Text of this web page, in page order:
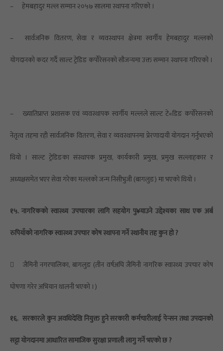
– हेमबहादुर मल्ल सम्मान २०५७ सालमा स्थापना गरिएको ।
–
सार्वजनिक वितरण, सेवा र व्यवस्थापन क्षेत्रमा स्वर्गीय हेमबहादुर मल्लको
योगदानको कदर गर्दै साल्ट ट्रेडिङ कर्पोरेसनको सौजन्यमा उक्त सम्मान स्थापना गरिएको ।
–
ख्यातिप्राप्त प्रशासक एवं व्यवस्थापक स्वर्गीय मल्लले साल्ट टे«डिङ कर्पोरेसनको
नेतृत्व तहमा रही सार्वजनिक वितरण, सेवा र व्यवस्थापनमा प्रेरणादायी योगदान गर्नुभएको
थियो । साल्ट ट्रेडिङका संस्थापक प्रमुख, कार्यकारी प्रमुख, प्रमुख सल्लाहकार र
अध्यक्षसमेत भएर सेवा गरेका मल्लको जन्म निसीभुजी (बागलुङ) मा भएको थियो ।
१५. नागरिकको स्वास्थ्य उपचारका लागि सहयोग पु¥याउने उद्देश्यका साथ एक अर्ब
रुपियाँको नागरिक स्वास्थ्य उपचार कोष स्थापना गर्ने स्थानीय तह कुन हो ?

जैमिनी नगरपालिका, बागलुङ (तीन वर्षअघि जैमिनी नागरिक स्वास्थ्य उपचार कोष
घोषणा गरेर अभियान थालनी भएको ।)
१६. सरकारले कुन अवधिदेखि नियुक्त हुने सरकारी कर्मचारीलाई पेन्सन तथा उपदानको
सट्टा योगदानमा आधारित सामाजिक सुरक्षा प्रणाली लागु गर्ने भएको छ ?